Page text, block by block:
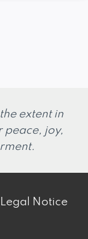
extent in
peace, joy,
Legal Notice